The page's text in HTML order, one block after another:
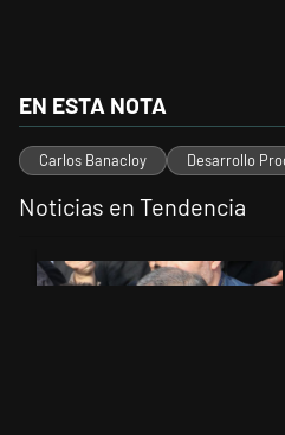
EN ESTA NOTA
Carlos Banacloy Desarrollo
Noticias en Tendencia
Un artículo de tendencia con el